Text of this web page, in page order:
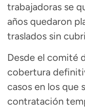
trabajadoras se
años quedaron
traslados sin
Desde el comité
cobertura
casos en los que
contratación